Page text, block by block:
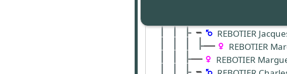
REBOTIER Jean
REBOTIER
REBOTIER
REBOTIER